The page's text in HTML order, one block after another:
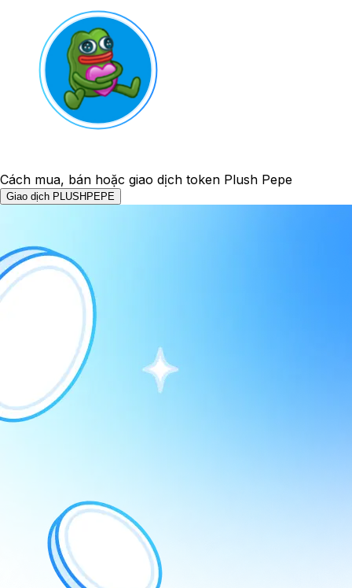
Cách mua, bán hoặc giao dịch token Plush Pepe
Giao dịch PLUSHPEPE